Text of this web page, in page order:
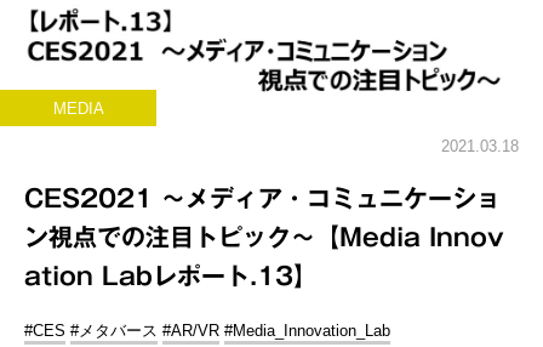
MEDIA
2021.03.18
CES2021 ～メディア・コミュニケーショ
ン視点での注目トピック～【Media Innov
ation Labレポート.13】
#CES #メタバース #AR/VR #Media_Innovation_Lab